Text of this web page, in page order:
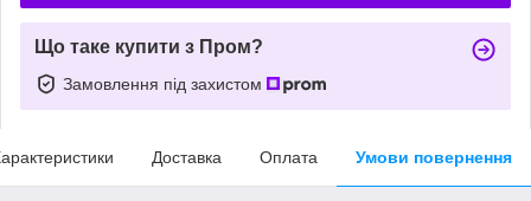
Що таке купити з Пром?
Замовлення під захистом
Доставка Оплата Умови повернення